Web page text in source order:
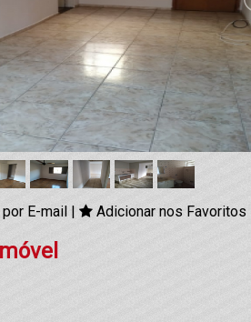
por E-mail | Adicionar nos Favoritos